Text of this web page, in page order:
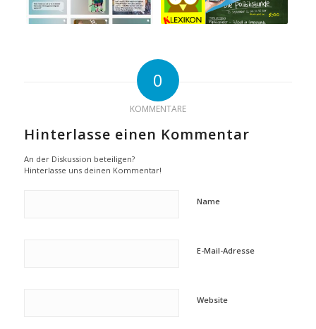
0
KOMMENTARE
Hinterlasse einen Kommentar
An der Diskussion beteiligen?
Hinterlasse uns deinen Kommentar!
Name
E-Mail-Adresse
Website